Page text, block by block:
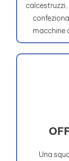
macchine
Una